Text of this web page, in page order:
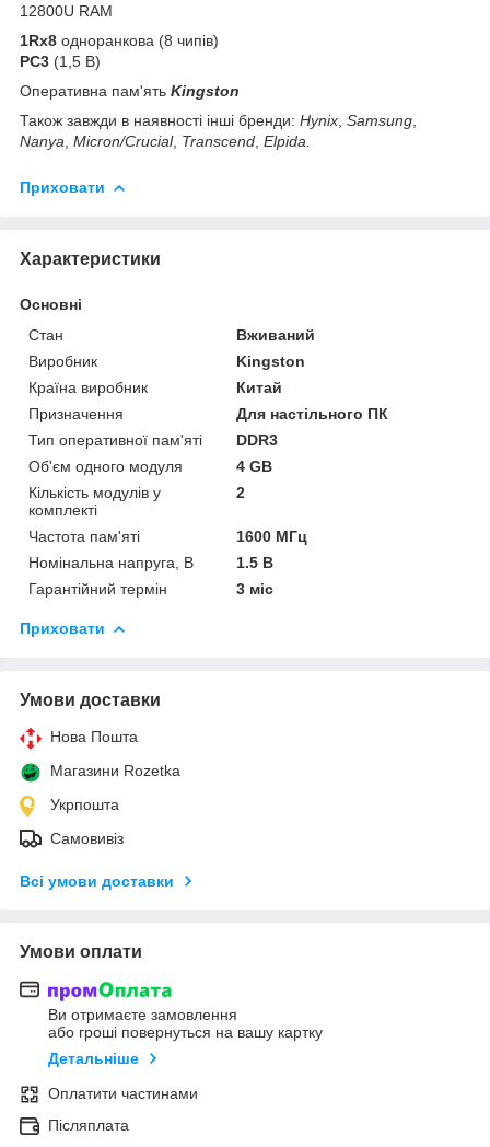
12800U RAM
1Rx8 одноранкова (8 чипів)
PC3 (1,5 В)
Оперативна пам'ять Kingston
Також завжди в наявності інші бренди: Hynix Samsung
Nanya Micron/Crucial, Transcend Elpida.
Приховати
Характеристики
Основні
Стан
Вживаний
Виробник
Kingston
Країна виробник
Китай
Призначення
Для настільного ПК
Тип оперативної пам'яті
DDR3
Об'єм одного модуля
4 GB
Кількість модулів у
комплекті
2
Частота пам'яті
1600 МГц
Номінальна напруга, В
1.5 В
Гарантійний термін
3 міс
Приховати
Умови доставки
Нова Пошта
Магазини Rozetka
Укрпошта
Самовивіз
Всі умови доставки
Умови оплати
Ви отримаєте замовлення
або гроші повернуться на вашу картку
Детальніше
Оплатити частинами
Післяплата